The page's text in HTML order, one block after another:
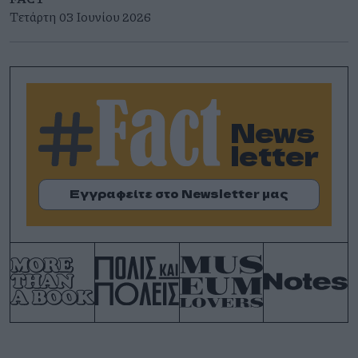
Τετάρτη 03 Ιουνίου 2026
News
letter
Εγγραφείτε στο Newsletter μας